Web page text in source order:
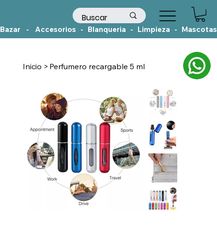
Bazar    -    Accesorios   -   Blanqueria   -   Limpieza   -
Inicio > Perfumero recargable 5 ml